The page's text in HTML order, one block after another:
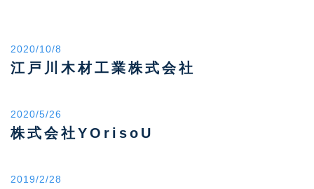
2020/10/8
江戸川木材工業株式会社
2020/5/26
株式会社YOrisoU
2019/2/28